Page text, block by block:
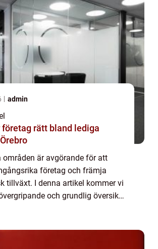
admin
rätt bland lediga
områden är avgörande för att
företag och främja
tillväxt. I denna artikel kommer vi
och grundlig översikt